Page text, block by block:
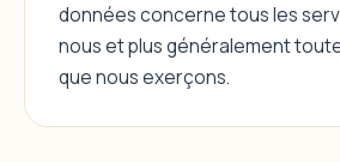
données concerne tous les
nous et plus généralement
que nous exerçons.